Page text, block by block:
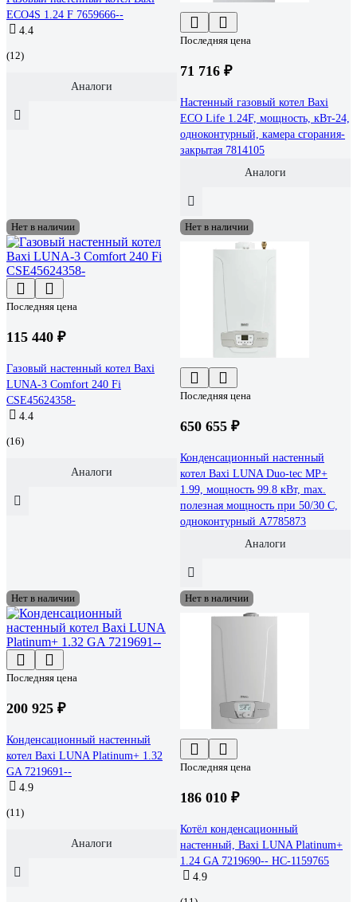
ECO4S 1.24 F 7659666--
4.4
(12)
Аналоги
Последняя цена
71 716 ₽
Настенный газовый котел Baxi
ECO Life 1.24F, мощность, кВт-24,
одноконтурный, камера сгорания-
закрытая 7814105
Аналоги
Нет в наличии
Последняя цена
115 440 ₽
Газовый настенный котел Baxi
LUNA-3 Comfort 240 Fi
CSE45624358-
4.4
(16)
Аналоги
Нет в наличии
Последняя цена
650 655 ₽
Конденсационный настенный
котел Baxi LUNA Duo-tec MP+
1.99, мощность 99.8 кВт, max.
полезная мощность при 50/30 С,
одноконтурный A7785873
Аналоги
Нет в наличии
Последняя цена
200 925 ₽
Конденсационный настенный
котел Baxi LUNA Platinum+ 1.32
GA 7219691--
4.9
(11)
Аналоги
Нет в наличии
Последняя цена
186 010 ₽
Котёл конденсационный
настенный, Baxi LUNA Platinum+
1.24 GA 7219690-- НС-1159765
4.9